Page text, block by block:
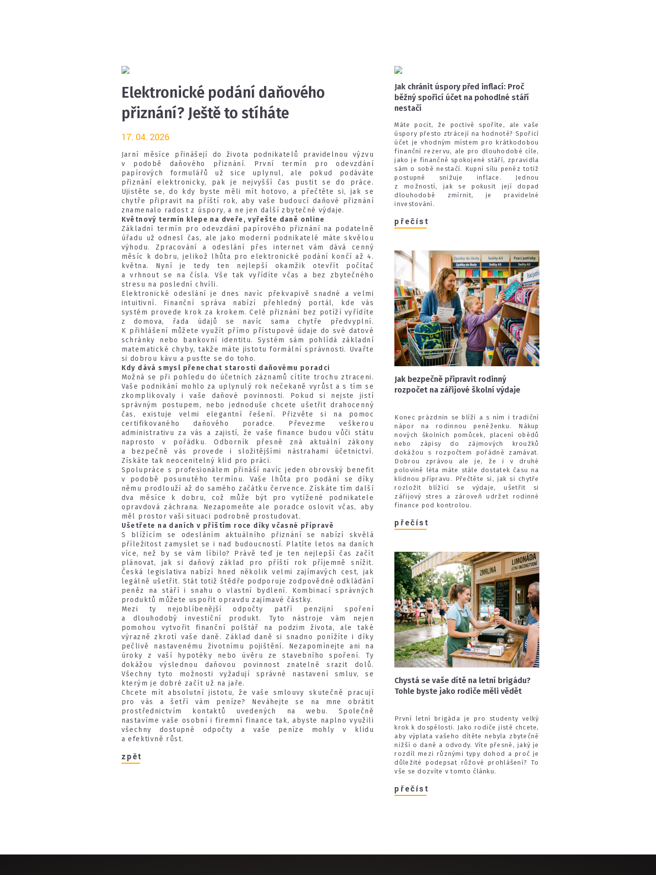
Elektronické podání daňového
přiznání? Ještě to stíháte
17. 04. 2026
Jarní měsíce přinášejí do života podnikatelů pravidelnou výzvu
v podobě daňového přiznání. První termín pro odevzdání
papírových formulářů už sice uplynul, ale pokud podáváte
přiznání elektronicky, pak je nejvyšší čas pustit se do práce.
Ujistěte se, do kdy byste měli mít hotovo, a přečtěte si, jak se
chytře připravit na příští rok, aby vaše budoucí daňové přiznání
znamenalo radost z úspory, a ne jen další zbytečné výdaje.
Květnový termín klepe na dveře, vyřešte daně online
Základní termín pro odevzdání papírového přiznání na podatelně
úřadu už odnesl čas, ale jako moderní podnikatelé máte skvělou
výhodu. Zpracování a odeslání přes internet vám dává cenný
měsíc k dobru, jelikož lhůta pro elektronické podání končí až 4.
května. Nyní je tedy ten nejlepší okamžik otevřít počítač
a vrhnout se na čísla. Vše tak vyřídíte včas a bez zbytečného
stresu na poslední chvíli.
Elektronické odeslání je dnes navíc překvapivě snadné a velmi
intuitivní. Finanční správa nabízí přehledný portál, kde vás
systém provede krok za krokem. Celé přiznání bez potíží vyřídíte
z domova, řada údajů se navíc sama chytře předvyplní.
K přihlášení můžete využít přímo přístupové údaje do své datové
schránky nebo bankovní identitu. Systém sám pohlídá základní
matematické chyby, takže máte jistotu formální správnosti. Uvařte
si dobrou kávu a pusťte se do toho.
Kdy dává smysl přenechat starosti daňovému poradci
Možná se při pohledu do účetních záznamů cítíte trochu ztraceni.
Vaše podnikání mohlo za uplynulý rok nečekaně vyrůst a s tím se
zkomplikovaly i vaše daňové povinnosti. Pokud si nejste jistí
správným postupem, nebo jednoduše chcete ušetřit drahocenný
čas, existuje velmi elegantní řešení. Přizvěte si na pomoc
certifikovaného daňového poradce. Převezme veškerou
administrativu za vás a zajistí, že vaše finance budou vůči státu
naprosto v pořádku. Odborník přesně zná aktuální zákony
a bezpečně vás provede i složitějšími nástrahami účetnictví.
Získáte tak neocenitelný klid pro práci.
Spolupráce s profesionálem přináší navíc jeden obrovský benefit
v podobě posunutého termínu. Vaše lhůta pro podání se díky
němu prodlouží až do samého začátku července. Získáte tím další
dva měsíce k dobru, což může být pro vytížené podnikatele
opravdová záchrana. Nezapomeňte ale poradce oslovit včas, aby
měl prostor vaši situaci podrobně prostudovat.
Ušetřete na daních v příštím roce díky včasné přípravě
S blížícím se odesláním aktuálního přiznání se nabízí skvělá
příležitost zamyslet se i nad budoucností. Platíte letos na daních
více, než by se vám líbilo? Právě teď je ten nejlepší čas začít
plánovat, jak si daňový základ pro příští rok příjemně snížit.
Česká legislativa nabízí hned několik velmi zajímavých cest, jak
legálně ušetřit. Stát totiž štědře podporuje zodpovědné odkládání
peněz na stáří i snahu o vlastní bydlení. Kombinací správných
produktů můžete uspořit opravdu zajímavé částky.
Mezi ty nejoblíbenější odpočty patří penzijní spoření
a dlouhodobý investiční produkt. Tyto nástroje vám nejen
pomohou vytvořit finanční polštář na podzim života, ale také
výrazně zkrotí vaše daně. Základ daně si snadno ponížíte i díky
pečlivě nastavenému životnímu pojištění. Nezapomínejte ani na
úroky z vaší hypotéky nebo úvěru ze stavebního spoření. Ty
dokážou výslednou daňovou povinnost znatelně srazit dolů.
Všechny tyto možnosti vyžadují správné nastavení smluv, se
kterým je dobré začít už na jaře.
Chcete mít absolutní jistotu, že vaše smlouvy skutečně pracují
pro vás a šetří vám peníze? Neváhejte se na mne obrátit
prostřednictvím kontaktů uvedených na webu. Společně
nastavíme vaše osobní i firemní finance tak, abyste naplno využili
všechny dostupné odpočty a vaše peníze mohly v klidu
a efektivně růst.
zpět
Jak chránit úspory před inflací: Proč
běžný spořicí účet na pohodlné stáří
nestačí
Máte pocit, že poctivě spoříte, ale vaše
úspory přesto ztrácejí na hodnotě? Spořicí
účet je vhodným místem pro krátkodobou
finanční rezervu, ale pro dlouhodobé cíle,
jako je finančně spokojené stáří, zpravidla
sám o sobě nestačí. Kupní sílu peněz totiž
postupně snižuje inflace. Jednou
z možností, jak se pokusit její dopad
dlouhodobě zmírnit, je pravidelné
investování.
přečíst
Jak bezpečně připravit rodinný
rozpočet na zářijové školní výdaje
Konec prázdnin se blíží a s ním i tradiční
nápor na rodinnou peněženku. Nákup
nových školních pomůcek, placení obědů
nebo zápisy do zájmových kroužků
dokážou s rozpočtem pořádně zamávat.
Dobrou zprávou ale je, že i v druhé
polovině léta máte stále dostatek času na
klidnou přípravu. Přečtěte si, jak si chytře
rozložit blížící se výdaje, ušetřit si
zářijový stres a zároveň udržet rodinné
finance pod kontrolou.
přečíst
Chystá se vaše dítě na letní brigádu?
Tohle byste jako rodiče měli vědět
První letní brigáda je pro studenty velký
krok k dospělosti. Jako rodiče jistě chcete,
aby výplata vašeho dítěte nebyla zbytečně
nižší o daně a odvody. Víte přesně, jaký je
rozdíl mezi různými typy dohod a proč je
důležité podepsat růžové prohlášení? To
vše se dozvíte v tomto článku.
přečíst